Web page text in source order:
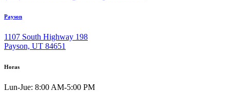
Payson
1107 South Highway 198
Payson, UT 84651
Horas
Lun-Jue: 8:00 AM-5:00 PM